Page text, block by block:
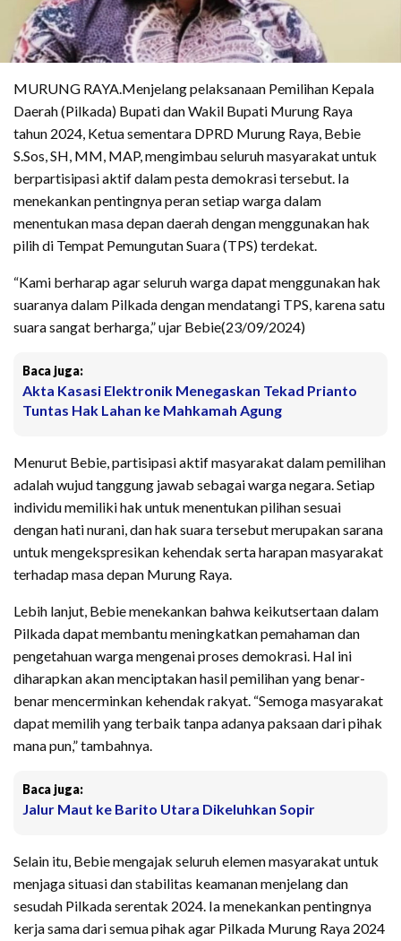
MURUNG RAYA.Menjelang pelaksanaan Pemilihan Kepala
Daerah (Pilkada) Bupati dan Wakil Bupati Murung Raya
tahun 2024, Ketua sementara DPRD Murung Raya, Bebie
S.Sos, SH, MM, MAP, mengimbau seluruh masyarakat untuk
berpartisipasi aktif dalam pesta demokrasi tersebut. Ia
menekankan pentingnya peran setiap warga dalam
menentukan masa depan daerah dengan menggunakan hak
pilih di Tempat Pemungutan Suara (TPS) terdekat.
“Kami berharap agar seluruh warga dapat menggunakan hak
suaranya dalam Pilkada dengan mendatangi TPS, karena satu
suara sangat berharga,” ujar Bebie(23/09/2024)
Baca juga:
Akta Kasasi Elektronik Menegaskan Tekad Prianto
Tuntas Hak Lahan ke Mahkamah Agung
Menurut Bebie, partisipasi aktif masyarakat dalam pemilihan
adalah wujud tanggung jawab sebagai warga negara. Setiap
individu memiliki hak untuk menentukan pilihan sesuai
dengan hati nurani, dan hak suara tersebut merupakan sarana
untuk mengekspresikan kehendak serta harapan masyarakat
terhadap masa depan Murung Raya.
Lebih lanjut, Bebie menekankan bahwa keikutsertaan dalam
Pilkada dapat membantu meningkatkan pemahaman dan
pengetahuan warga mengenai proses demokrasi. Hal ini
diharapkan akan menciptakan hasil pemilihan yang benar-
benar mencerminkan kehendak rakyat. “Semoga masyarakat
dapat memilih yang terbaik tanpa adanya paksaan dari pihak
mana pun,” tambahnya.
Baca juga:
Jalur Maut ke Barito Utara Dikeluhkan Sopir
Selain itu, Bebie mengajak seluruh elemen masyarakat untuk
menjaga situasi dan stabilitas keamanan menjelang dan
sesudah Pilkada serentak 2024. Ia menekankan pentingnya
kerja sama dari semua pihak agar Pilkada Murung Raya 2024